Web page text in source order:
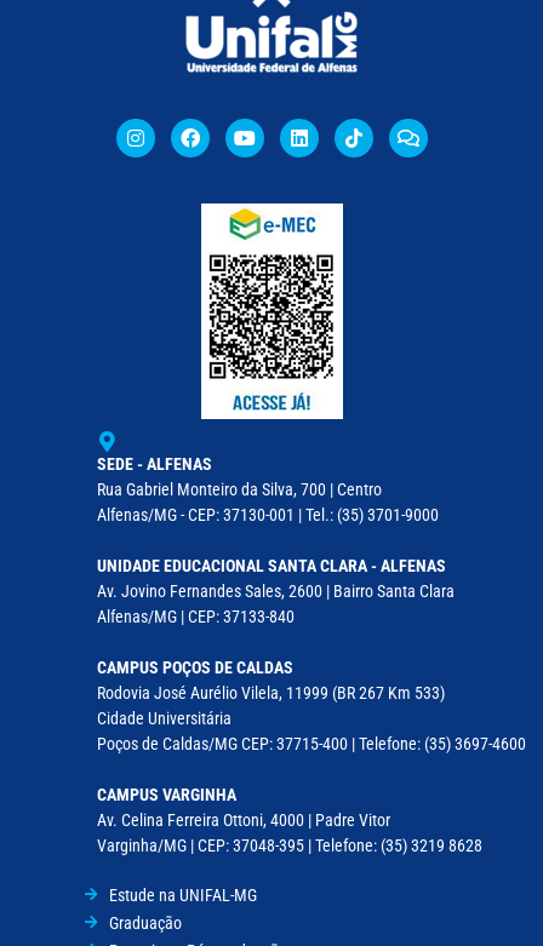
SEDE - ALFENAS
Rua Gabriel Monteiro da Silva, 700 | Centro
Alfenas/MG - CEP: 37130-001 | Tel.: (35) 3701-9000
UNIDADE EDUCACIONAL SANTA CLARA - ALFENAS
Av. Jovino Fernandes Sales, 2600 | Bairro Santa Clara
Alfenas/MG | CEP: 37133-840
CAMPUS POÇOS DE CALDAS
Rodovia José Aurélio Vilela, 11999 (BR 267 Km 533)
Cidade Universitária
Poços de Caldas/MG CEP: 37715-400 | Telefone: (35) 3697-4600
CAMPUS VARGINHA
Av. Celina Ferreira Ottoni, 4000 | Padre Vitor
Varginha/MG | CEP: 37048-395 | Telefone: (35) 3219 8628
Estude na UNIFAL-MG
Graduação